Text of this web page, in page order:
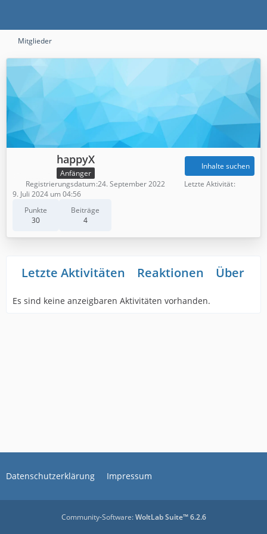
Mitglieder
happyX
Anfänger
Punkte
30
Beiträge
4
Inhalte suchen
Registrierungsdatum 24. September 2022
Letzte Aktivität
9. Juli 2024 um 04:56
Letzte Aktivitäten Reaktionen Über
Es sind keine anzeigbaren Aktivitäten vorhanden.
Datenschutzerklärung Impressum
Community-Software:WoltLab Suite™ 6.2.6